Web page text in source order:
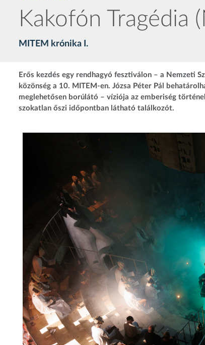
Kakofón Tragédia
MITEM krónika I.
Erős kezdés egy rendhagyó fesztiválon – a Nemzeti
közönség a 10. MITEM-en. Józsa Péter Pál
meglehetősen borúlátó – víziója az emberiség
szokatlan őszi időpontban látható találkozót.